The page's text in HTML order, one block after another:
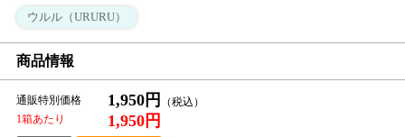
ウルル（URURU）
商品情報
通販特別価格 1,950円
1箱あたり 1,950円